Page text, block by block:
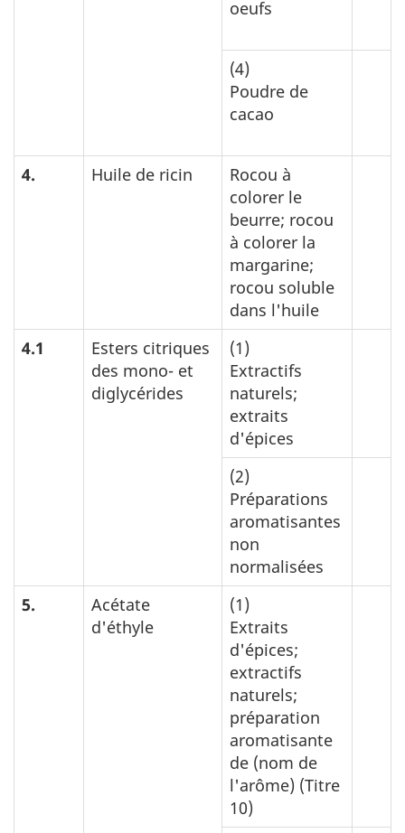
oeufs
(4)
Poudre de
cacao
4. Huile de ricin
Rocou à
colorer le
beurre; rocou
à colorer la
margarine;
rocou soluble
dans l'huile
4.1
Esters citriques
des mono- et
diglycérides
(1)
Extractifs
naturels;
extraits
d'épices
(2)
Préparations
aromatisantes
non
normalisées
5.
Acétate
d'éthyle
(1)
Extraits
d'épices;
extractifs
naturels;
préparation
aromatisante
de (nom de
l'arôme) (Titre
10)